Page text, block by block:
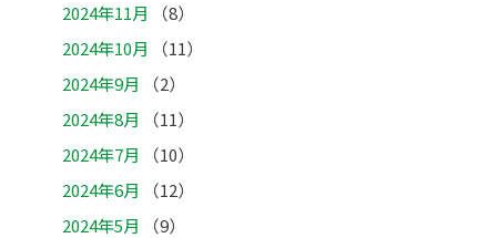
2024年11月
（8）
2024年10月
（11）
2024年9月
（2）
2024年8月
（11）
2024年7月
（10）
2024年6月
（12）
2024年5月
（9）